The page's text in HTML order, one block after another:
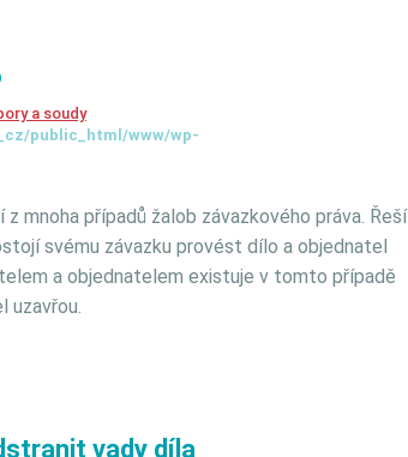
a soudy
public_html/www/wp-
mnoha případů žalob závazkového práva. Řeší
svému závazku provést dílo a objednatel
a objednatelem existuje v tomto případě
uzavřou.
vady díla